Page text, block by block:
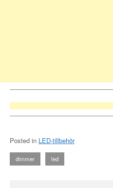
Posted in LED-tillbehör
dimmer led